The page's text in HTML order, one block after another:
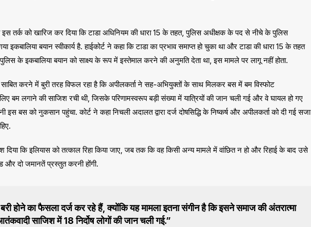
तर्क को खारिज कर दिया कि टाडा अधिनियम की धारा 15 के तहत, पुलिस अधीक्षक के पद से नीचे के पुलिस
इकबालिया बयान स्वीकार्य है. हाईकोर्ट ने कहा कि टाडा का प्रभाव समाप्त हो चुका था और टाडा की धारा 15 के तहत
के इकबालिया बयान को साक्ष्य के रूप में इस्तेमाल करने की अनुमति देता था, इस मामले पर लागू नहीं होता.
करने में बुरी तरह विफल रहा है कि अपीलकर्ता ने सह-अभियुक्तों के साथ मिलकर बस में बम विस्फोट
लगाने की साजिश रची थी, जिसके परिणामस्वरूप बड़ी संख्या में यात्रियों की जान चली गई और वे घायल हो गए
इस बस को नुकसान पहुंचा. कोर्ट ने कहा निचली अदालत द्वारा दर्ज दोषसिद्धि के निष्कर्ष और अपीलकर्ता को दी गई सजा
कि इलियास को तत्काल रिहा किया जाए, जब तक कि वह किसी अन्य मामले में वांछित न हो और रिहाई के बाद उसे
और दो जमानतें प्रस्तुत करनी होंगी.
होने का फैसला दर्ज कर रहे हैं, क्योंकि यह मामला इतना संगीन है कि इसने समाज की अंतरात्मा
साजिश में 18 निर्दोष लोगों की जान चली गई.”